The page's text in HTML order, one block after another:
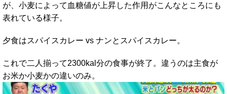
が、小麦によって血糖値が上昇した作用がこんなところにも
表れている様子。
夕食はスパイスカレー vs ナンとスパイスカレー。
これで二人揃って2300kal分の食事が終了。違うのは主食が
お米か小麦かの違いのみ。